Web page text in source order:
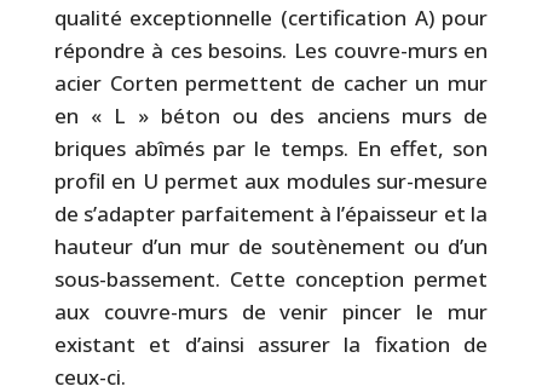
qualité exceptionnelle (certification A) pour
répondre à ces besoins. Les couvre-murs en
acier Corten permettent de cacher un mur
en « L » béton ou des anciens murs de
briques abîmés par le temps. En effet, son
profil en U permet aux modules sur-mesure
de s’adapter parfaitement à l’épaisseur et la
hauteur d’un mur de soutènement ou d’un
sous-bassement. Cette conception permet
aux couvre-murs de venir pincer le mur
existant et d’ainsi assurer la fixation de
ceux-ci.